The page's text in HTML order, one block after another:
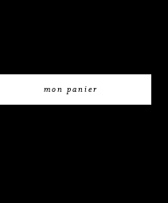
mon panier